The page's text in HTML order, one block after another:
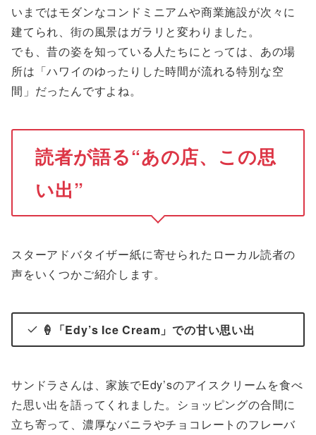
いまではモダンなコンドミニアムや商業施設が次々に
建てられ、街の風景はガラリと変わりました。
でも、昔の姿を知っている人たちにとっては、あの場
所は「ハワイのゆったりした時間が流れる特別な空
間」だったんですよね。
読者が語る“あの店、この思
い出”
スターアドバタイザー紙に寄せられたローカル読者の
声をいくつかご紹介します。
🍦 「Edy’s Ice Cream」での甘い思い出
サンドラさんは、家族でEdy’sのアイスクリームを食べ
た思い出を語ってくれました。ショッピングの合間に
立ち寄って、濃厚なバニラやチョコレートのフレーバ